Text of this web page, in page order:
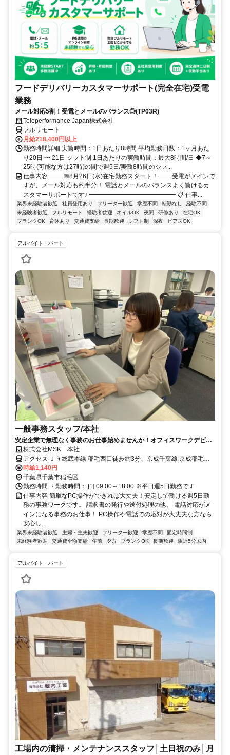
フードデリバリーカスタマーサポート(完全在宅)受電
業務
メール対応5割！受電とメールのバランス◎(TP03R)
Teleperformance Japan株式会社
フルリモート
月給218,400円以上
勤務時間詳細 実働時間：1日あたり8時間 平均勤務日数：1ヶ月あた
り20日 〜 21日 シフト制 1日あたりの実働時間：最大8時間/日 ◆7～
25時(可能な方は27時)の間で週5日/実働8時間のシフ...
仕事内容 ━━ 📅8月26日(水)在宅勤務スタート！━━ 受電がメインで
すが、メール対応も約半分！ 電話とメールのバランスよく働けるカ
スタマーサポートです♪ ━━━━━━━━━━━━━━ 📋 仕事...
業界未経験者歓迎 社員登用あり フリーター歓迎 学歴不問 転勤なし
経験不問
未経験者歓迎
フルリモート 経験者歓迎 ネイルOK 夜間 研修あり
在宅OK
ブランクOK
育休あり 交通費支給 長期歓迎 シフト制 深夜 ピアスOK
アルバイト・パート
一般事務スタッフ/本社
安定企業で無理なく事務のお仕事始めませんか！オフィスワークデビュ
ーも大歓迎！＜主婦活躍中＞
株式会社MSK 本社
アクセス ＪＲ総武本線 稲毛西口徒歩約3分、京成千葉線 京成稲毛徒
歩約4分 稲毛駅西口より徒歩４分程度
時給1,140円
千葉県千葉市稲毛区
勤務時間 ・勤務時間： [1] 09:00～18:00 ※平日週5日勤務です
仕事内容 簡単なPC操作ができれば大丈夫！安定して働ける週5日勤
務の事務ワークです。 請求書の発行や送付処理の他、 電話対応がメ
インになる事務のお仕事！ PC操作や電話での応対が大丈夫な方なら
安心し...
業界未経験者歓迎 主婦・主夫歓迎 フリーター歓迎 学歴不問
固定時間制
未経験者歓迎
交通費全額支給 午前 夕方 ブランクOK 長期歓迎 駅近5分以内
アルバイト・パート
工場内の清掃・メンテナンススタッフ│土日祝のみ│月